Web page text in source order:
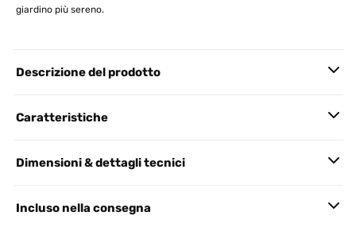
giardino più sereno.
Descrizione del prodotto
Caratteristiche
Dimensioni & dettagli tecnici
Incluso nella consegna